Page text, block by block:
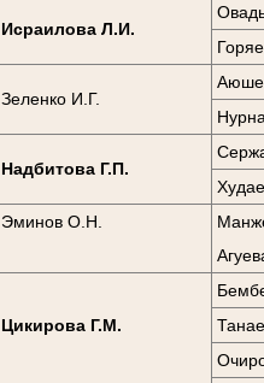
Исраилова Л.И.
Зеленко И.Г.
Надбитова Г.П.
Эминов О.Н.
Цикирова Г.М.